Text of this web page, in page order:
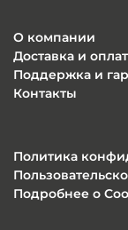
О компании
Доставка и
Поддержка и
Контакты
Политика
Подробнее о